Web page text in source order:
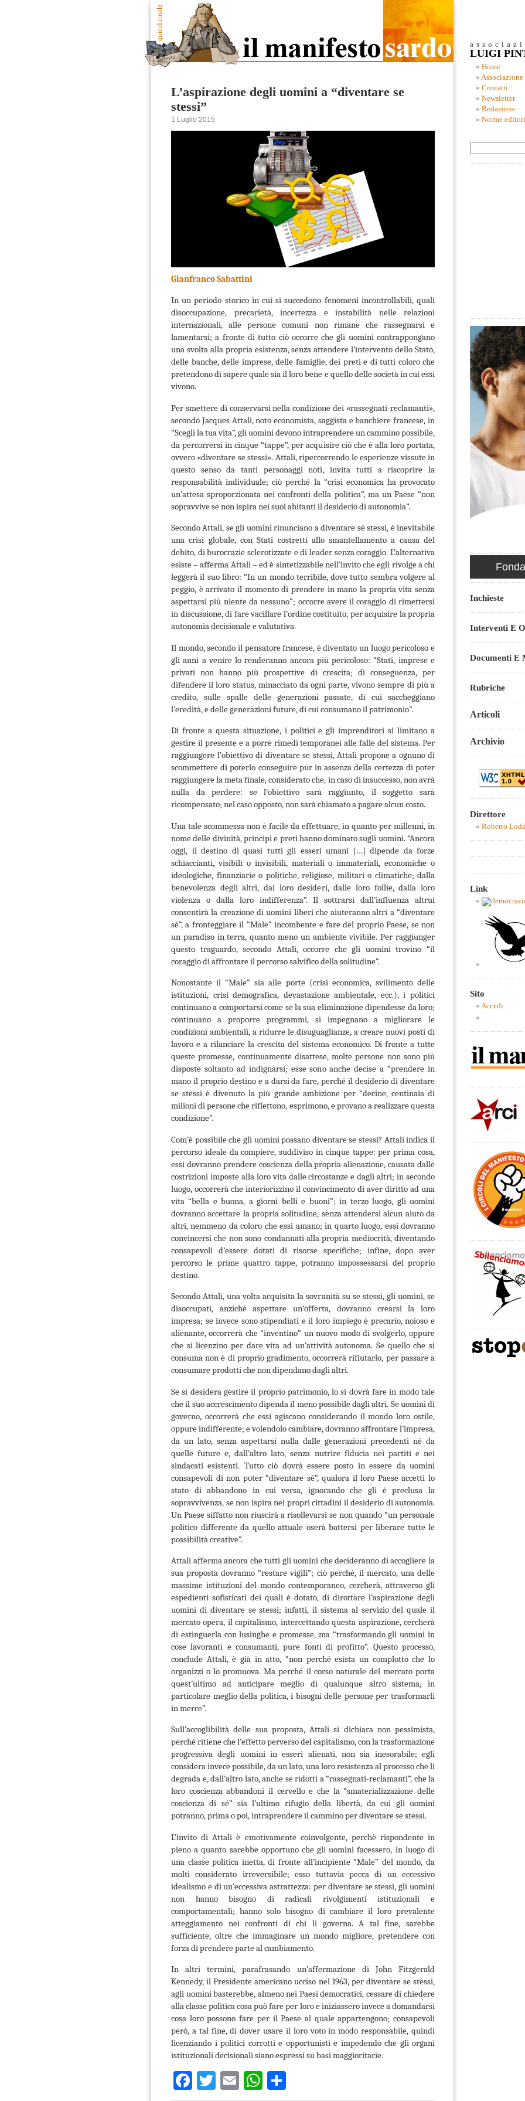
L’aspirazione degli uomini a “diventare se
stessi”
1 Luglio 2015
Gianfranco Sabattini
In un periodo storico in cui si succedono fenomeni incontrollabili, quali
disoccupazione, precarietà, incertezza e instabilità nelle relazioni
internazionali, alle persone comuni non rimane che rassegnarsi e
lamentarsi; a fronte di tutto ciò occorre che gli uomini contrappongano
una svolta alla propria esistenza, senza attendere l’intervento dello Stato,
delle banche, delle imprese, delle famiglie, dei preti e di tutti coloro che
pretendono di sapere quale sia il loro bene e quello delle società in cui essi
vivono.
Per smettere di conservarsi nella condizione dei «rassegnati-reclamanti»,
secondo Jacques Attali, noto economista, saggista e banchiere francese, in
“Scegli la tua vita”, gli uomini devono intraprendere un cammino possibile,
da percorrersi in cinque “tappe”, per acquisire ciò che è alla loro portata,
ovvero «diventare se stessi». Attali, ripercorrendo le esperienze vissute in
questo senso da tanti personaggi noti,invita tutti a riscoprire la
responsabilità individuale; ciò perché la “crisi economica ha provocato
un’attesa sproporzionata nei confronti della politica”, ma un Paese “non
sopravvive se non ispira nei suoi abitanti il desiderio di autonomia”.
Secondo Attali, se gli uomini rinunciano a diventare sé stessi, è inevitabile
una crisi globale, con Stati costretti allo smantellamento a causa del
debito, di burocrazie sclerotizzate e di leader senza coraggio. L’alternativa
esiste – afferma Attali – ed è sintetizzabile nell’invito che egli rivolge a chi
leggerà il suo libro: “In un mondo terribile, dove tutto sembra volgere al
peggio, è arrivato il momento di prendere in mano la propria vita senza
aspettarsi più niente da nessuno”; occorre avere il coraggio di rimettersi
in discussione, di fare vacillare l’ordine costituito, per acquisire la propria
autonomia decisionale e valutativa.
Il mondo, secondo il pensatore francese, è diventato un luogo pericoloso e
gli anni a venire lo renderanno ancora più pericoloso: “Stati, imprese e
privati non hanno più prospettive di crescita; di conseguenza, per
difendere il loro status, minacciato da ogni parte, vivono sempre di più a
credito, sulle spalle delle generazioni passate, di cui saccheggiano
l’eredità, e delle generazioni future, di cui consumano il patrimonio”.
Di fronte a questa situazione, i politici e gli imprenditori si limitano a
gestire il presente e a porre rimedi temporanei alle falle del sistema. Per
raggiungere l’obiettivo di diventare se stessi, Attali propone a ognuno di
scommettere di poterlo conseguire pur in assenza della certezza di poter
raggiungere la meta finale, considerato che, in caso di insuccesso, non avrà
nulla da perdere: se l’obiettivo sarà raggiunto, il soggetto sarà
ricompensato; nel caso opposto, non sarà chiamato a pagare alcun costo.
Una tale scommessa non è facile da effettuare, in quanto per millenni, in
nome delle divinità, principi e preti hanno dominato sugli uomini. “Ancora
oggi, il destino di quasi tutti gli esseri umani […] dipende da forze
schiaccianti, visibili o invisibili, materiali o immateriali, economiche o
ideologiche, finanziarie o politiche, religiose, militari o climatiche; dalla
benevolenza degli altri, dai loro desideri, dalle loro follie, dalla loro
violenza o dalla loro indifferenza”. Il sottrarsi dall’influenza altrui
consentirà la creazione di uomini liberi che aiuteranno altri a “diventare
sé”, a fronteggiare il “Male” incombente e fare del proprio Paese, se non
un paradiso in terra, quanto meno un ambiente vivibile. Per raggiunger
questo traguardo, secondo Attali, occorre che gli uomini trovino “il
coraggio di affrontare il percorso salvifico della solitudine”.
Nonostante il “Male” sia alle porte (crisi economica, svilimento delle
istituzioni, crisi demografica, devastazione ambientale, ecc.), i politici
continuano a comportarsi come se la sua eliminazione dipendesse da loro;
continuano a proporre programmi, si impegnano a migliorare le
condizioni ambientali, a ridurre le disuguaglianze, a creare nuovi posti di
lavoro e a rilanciare la crescita del sistema economico. Di fronte a tutte
queste promesse, continuamente disattese, molte persone non sono più
disposte soltanto ad indignarsi; esse sono anche decise a “prendere in
mano il proprio destino e a darsi da fare, perché il desiderio di diventare
se stessi è divenuto la più grande ambizione per “decine, centinaia di
milioni di persone che riflettono, esprimono, e provano a realizzare questa
condizione”.
Com’è possibile che gli uomini possano diventare se stessi? Attali indica il
percorso ideale da compiere, suddiviso in cinque tappe: per prima cosa,
essi dovranno prendere coscienza della propria alienazione, causata dalle
costrizioni imposte alla loro vita dalle circostanze e dagli altri; in secondo
luogo, occorrerà che interiorizzino il convincimento di aver diritto ad una
vita “bella e buona, a giorni belli e buoni”; in terzo luogo, gli uomini
dovranno accettare la propria solitudine, senza attendersi alcun aiuto da
altri, nemmeno da coloro che essi amano; in quarto luogo, essi dovranno
convincersi che non sono condannati alla propria mediocrità, diventando
consapevoli d’essere dotati di risorse specifiche; infine, dopo aver
percorso le prime quattro tappe, potranno impossessarsi del proprio
destino.
Secondo Attali, una volta acquisita la sovranità su se stessi, gli uomini, se
disoccupati, anziché aspettare un’offerta, dovranno crearsi la loro
impresa; se invece sono stipendiati e il loro impiego è precario, noioso e
alienante, occorrerà che “inventino” un nuovo modo di svolgerlo, oppure
che si licenzino per dare vita ad un’attività autonoma. Se quello che si
consuma non è di proprio gradimento, occorrerà rifiutarlo, per passare a
consumare prodotti che non dipendano dagli altri.
Se si desidera gestire il proprio patrimonio, lo si dovrà fare in modo tale
che il suo accrescimento dipenda il meno possibile dagli altri. Se uomini di
governo, occorrerà che essi agiscano considerando il mondo loro ostile,
oppure indifferente; e volendolo cambiare, dovranno affrontare l’impresa,
da un lato, senza aspettarsi nulla dalle generazioni precedenti né da
quelle future e, dall’altro lato, senza nutrire fiducia nei partiti e nei
sindacati esistenti. Tutto ciò dovrà essere posto in essere da uomini
consapevoli di non poter “diventare sé”, qualora il loro Paese accetti lo
stato di abbandono in cui versa, ignorando che gli è preclusa la
sopravvivenza, se non ispira nei propri cittadini il desiderio di autonomia.
Un Paese siffatto non riuscirà a risollevarsi se non quando “un personale
politico differente da quello attuale oserà battersi per liberare tutte le
possibilità creative”.
Attali afferma ancora che tutti gli uomini che decideranno di accogliere la
sua proposta dovranno “restare vigili”; ciò perché, il mercato, una delle
massime istituzioni del mondo contemporaneo, cercherà, attraverso gli
espedienti sofisticati dei quali è dotato, di dirottare l’aspirazione degli
uomini di diventare se stessi; infatti, il sistema al servizio del quale il
mercato opera, il capitalismo, intercettando questa aspirazione, cercherà
di estinguerla con lusinghe e promesse, ma “trasformando gli uomini in
cose lavoranti e consumanti, pure fonti di profitto”. Questo processo,
conclude Attali, è già in atto, “non perché esista un complotto che lo
organizzi o lo promuova. Ma perché il corso naturale del mercato porta
quest’ultimo ad anticipare meglio di qualunque altro sistema, in
particolare meglio della politica, i bisogni delle persone per trasformarli
in merce”.
Sull’accoglibilità delle sua proposta, Attali si dichiara non pessimista,
perché ritiene che l’effetto perverso del capitalismo, con la trasformazione
progressiva degli uomini in esseri alienati, non sia inesorabile; egli
considera invece possibile, da un lato, una loro resistenza al processo che li
degrada e, dall’altro lato, anche se ridotti a “rassegnati-reclamanti”, che la
loro coscienza abbandoni il cervello e che la “smaterializzazione delle
coscienza di sé” sia l’ultimo rifugio della libertà, da cui gli uomini
potranno, prima o poi, intraprendere il cammino per diventare se stessi.
L’invito di Attali è emotivamente coinvolgente, perchè rispondente in
pieno a quanto sarebbe opportuno che gli uomini facessero, in luogo di
una classe politica inetta, di fronte all’incipiente “Male” del mondo, da
molti considerato irreversibile; esso tuttavia pecca di un eccessivo
idealismo e di un’eccessiva astrattezza: per diventare se stessi, gli uomini
non hanno bisogno di radicali rivolgimenti istituzionali e
comportamentali; hanno solo bisogno di cambiare il loro prevalente
atteggiamento nei confronti di chi li governa. A tal fine, sarebbe
sufficiente, oltre che immaginare un mondo migliore, pretendere con
forza di prendere parte al cambiamento.
In altri termini, parafrasando un’affermazione di John Fitzgerald
Kennedy, il Presidente americano ucciso nel 1963, per diventare se stessi,
agli uomini basterebbe, almeno nei Paesi democratici, cessare di chiedere
alla classe politica cosa può fare per loro e iniziassero invece a domandarsi
cosa loro possono fare per il Paese al quale appartengono; consapevoli
però, a tal fine, di dover usare il loro voto in modo responsabile, quindi
licenziando i politici corrotti e opportunisti e impedendo che gli organi
istituzionali decisionali siano espressi su basi maggioritarie.
Facebook
TwitterEmailWhatsApp
LUIGI
Home
Associazione
Contatti
Newsletter
Redazione
Norme
Inchieste
Interventi E
Documenti E
Rubriche
Articoli
Archivio
Direttore
Roberto
Link
Sito
Accedi